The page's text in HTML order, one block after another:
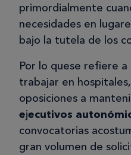
primordialmente
necesidades en
bajo la tutela de los
Por lo quese refiere a
trabajar en
oposiciones a
ejecutivos
convocatorias
gran volumen de